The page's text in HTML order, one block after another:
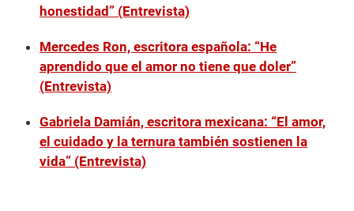
honestidad” (Entrevista)
Mercedes Ron, escritora española: “He
aprendido que el amor no tiene que doler”
(Entrevista)
Gabriela Damián, escritora mexicana: “El amor,
el cuidado y la ternura también sostienen la
vida” (Entrevista)